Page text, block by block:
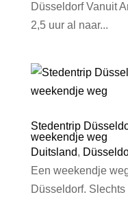
Düsseldorf Vanuit
2,5 uur al naar...
Stedentrip
weekendje weg
Duitsland,
Een weekendje
Düsseldorf.